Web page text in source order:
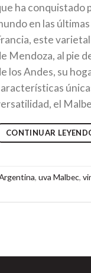
ha conquistado
en las
este
Mendoza, al pie
los Andes, su
el
CONTINUAR
, uva Malbec,